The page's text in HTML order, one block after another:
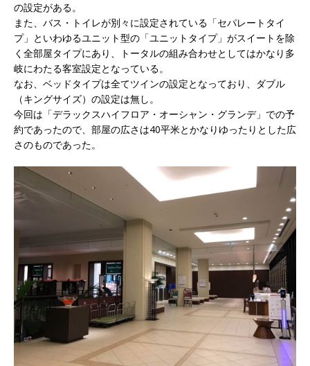
の設定がある。
また、バス・トイレが別々に設定されている「セパレートタイ
プ」といわゆるユニット型の「ユニットタイプ」がスイートを除
く全部屋タイプにあり、トータルの組み合わせとしてはかなり多
岐にわたる客室設定となっている。
なお、ベッドタイプは全てツインの設定となっており、ダブル
（キングサイズ）の設定は無し。
今回は「デラックスハイフロア・オーシャン・グランデ」での予
約であったので、部屋の広さは40平米とかなりゆったりとした広
さのものであった。